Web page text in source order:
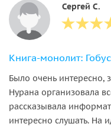
Сергей С.
Книга-монолит:
Было очень интересно,
Нурана организовала
рассказывала
интересно слушать. На